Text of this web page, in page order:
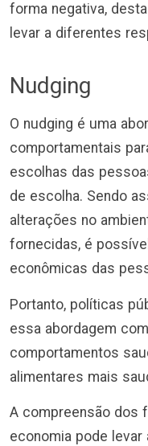
forma negativa,
levar a diferentes
Nudging
O nudging é uma
comportamentais
escolhas das
de escolha. Sendo
alterações no
fornecidas, é
econômicas das
Portanto, políticas
essa abordagem
comportamentos
alimentares mais
A compreensão dos
economia pode